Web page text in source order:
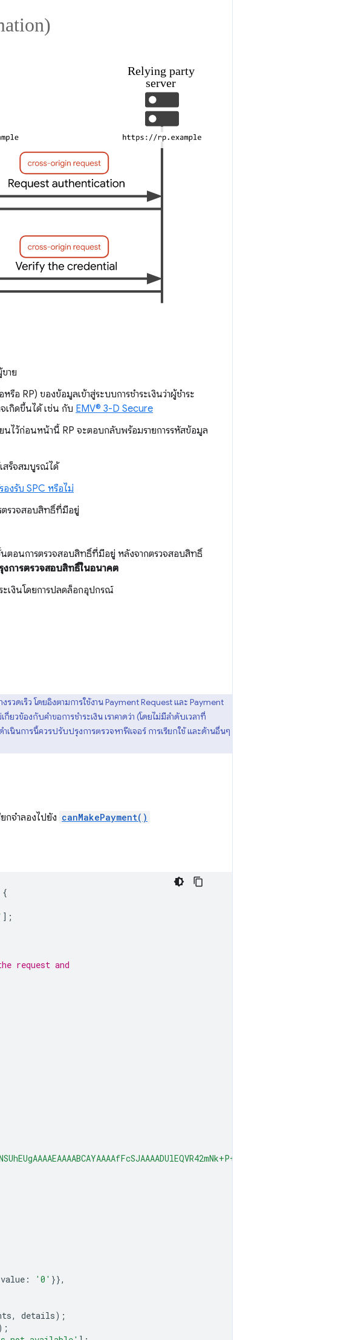
าย
RP) ของข้อมูลเข้าสู่ระบบการชำระเงินว่าผู้ชำระ
เกิดขึ้นได้ เช่น กับ EMV® 3-D Secure
นไว้ก่อนหน้านี้ RP จะตอบกลับพร้อมรายการรหัสข้อมูล
สร็จสมบูรณ์ได้
องรับ SPC หรือไม่
ตรวจสอบสิทธิ์ที่มีอยู่
ตอนการตรวจสอบสิทธิ์ที่มีอยู่ หลังจากตรวจสอบสิทธิ์
งการตรวจสอบสิทธิ์ในอนาคต
เงินโดยการปลดล็อกอุปกรณ์
วดเร็ว โดยอิงตามการใช้งาน Payment Request และ Payment
ข้องกับคำขอการชำระเงิน เราคาดว่า (โดยไม่มีลำดับเวลาที่
นินการนี้ควรปรับปรุงการตรวจหาฟีเจอร์ การเรียกใช้ และด้านอื่นๆ
กจำลองไปยัง canMakePayment()
{
];
request and
HgAFhAJ/
value : '0' }},
, details);